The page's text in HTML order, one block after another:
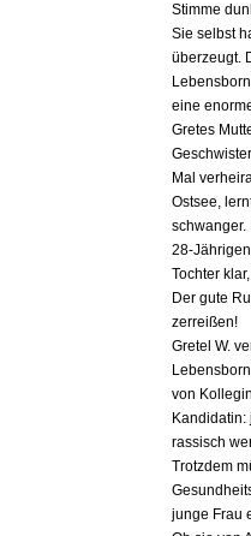
Stimme
Sie selbst
überzeugt.
eine
Gretes
Mal
Ostsee,
schwanger.
28-
Tochter
Der gute
zerreißen!
Gretel W.
von
rassisch
Trotzdem
junge Frau